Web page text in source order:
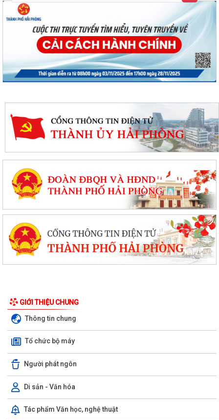
GIỚI THIỆU CHUNG
Thông tin chung
Tổ chức bộ máy
Người phát ngôn
Di sản - Văn hóa
Tác phẩm Văn học, nghệ thuật
QUYẾT SỐ 22/2026/NQ-HĐND, NGÀY 28/7/2026...
phường quy định nội dung chi, mức...